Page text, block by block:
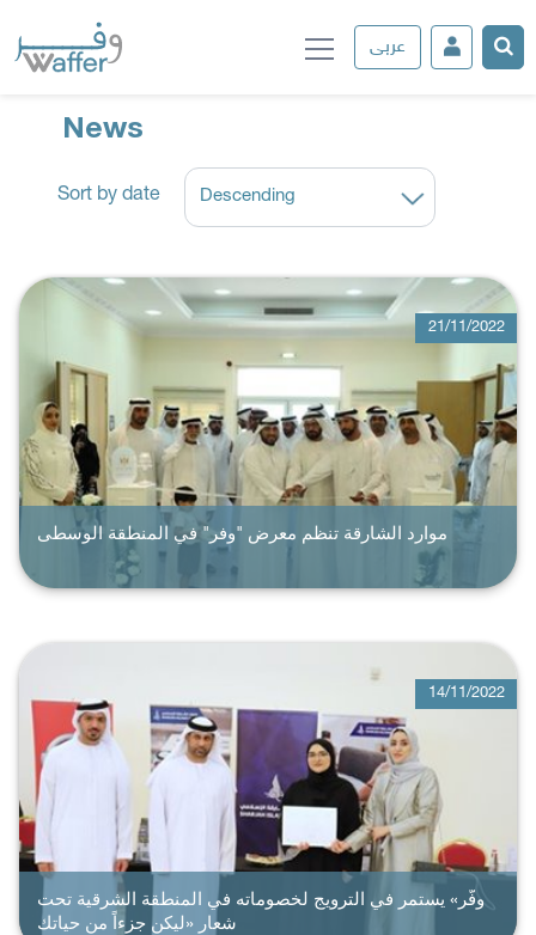
عربى
News
Sort by date
موارد الشارقة تنظم معرض "وفر" في المنطقة الوسطى
21/11/2022
وفّر» يستمر في الترويج لخصوماته في المنطقة الشرقية تحت
شعار «ليكن جزءاً من حياتك
14/11/2022